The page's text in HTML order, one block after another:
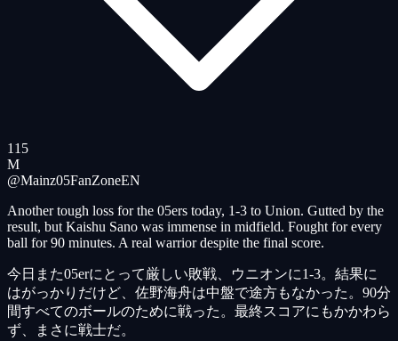
115
M
@Mainz05FanZoneEN
Another tough loss for the 05ers today, 1-3 to Union. Gutted by the
result, but Kaishu Sano was immense in midfield. Fought for every
ball for 90 minutes. A real warrior despite the final score.
今日また05erにとって厳しい敗戦、ウニオンに1-3。結果に
はがっかりだけど、佐野海舟は中盤で途方もなかった。90分
間すべてのボールのために戦った。最終スコアにもかかわら
ず、まさに戦士だ。